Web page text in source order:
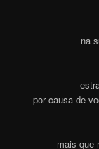
na
por causa de
mais que